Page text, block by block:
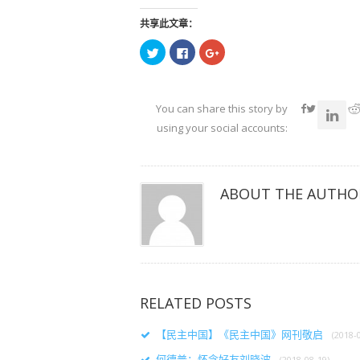
共享此文章：
点
击
共
享
（在
新
中
开）
点
击
共
享
（在
新
中
开）
点
击
共
享
（在
新
中
You can share this story by
using your social accounts:
ABOUT THE
RELATED POSTS
【民主中国】《民主中国》网刊敬启 (2018-